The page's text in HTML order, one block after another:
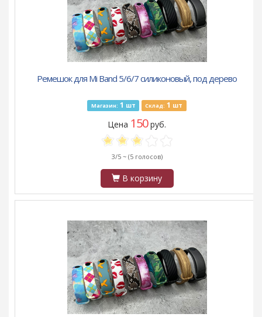
Ремешок для Mi Band 5/6/7 силиконовый, под дерево
Магазин: 1 шт Склад: 1 шт
Цена 150руб.
3/5 ~ (5 голосов)
В корзину